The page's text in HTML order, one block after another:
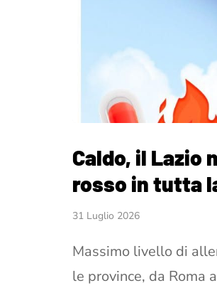
Caldo, il Lazio
rosso in tutta
31 Luglio 2026
Massimo livello di
le province, da Roma